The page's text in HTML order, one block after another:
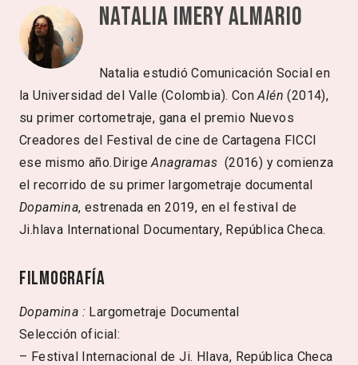
Natalia Imery Almario
Natalia estudió Comunicación Social en
la Universidad del Valle (Colombia). ConAlén (2014),
su primer cortometraje, gana el premio Nuevos
Creadores del Festival de cine de Cartagena FICCI
ese mismo año.DirigeAnagramas (2016) y comienza
el recorrido de su primer largometraje documental
Dopamina, estrenada en 2019, en el festival de
Ji.hlava International Documentary, República Checa.
Filmografía
Dopamina : Largometraje Documental
Selección oficial:
– Festival Internacional de Ji. Hlava, República Checa